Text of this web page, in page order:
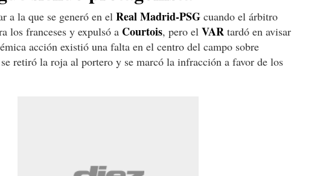
a la que se generó en el Real Madrid-PSG cuando el árbitro
los franceses y expulsó a Courtois, pero el VAR tardó en avisar
acción existió una falta en el centro del campo sobre
retiró la roja al portero y se marcó la infracción a favor de los